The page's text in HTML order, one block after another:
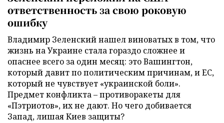
ответственность за свою роковую
ошибку
Владимир Зеленский нашел виноватых в том, что
жизнь на Украине стала гораздо сложнее и
опаснее всего за один месяц: это Вашингтон,
который давит по политическим причинам, и ЕС,
который не чувствует «украинской боли».
Предмет конфликта – противоракеты для
«Пэтриотов», их не дают. Но чего добивается
Запад, лишая Киев защиты?